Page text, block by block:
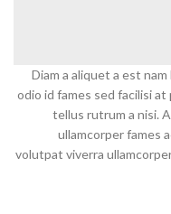
Diam a aliquet a est
odio id fames sed facilisi
tellus rutrum a nisi.
ullamcorper fames
volutpat viverra